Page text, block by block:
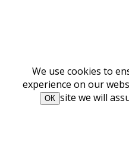
We use cookies to
experience on our
site we will
ОК